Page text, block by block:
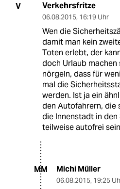
V Verkehrsfritze
06.08.2015, 16:19 Uhr
Wen die
damit man kein
Toten erlebt, der
doch Urlaub
nörgeln, dass für
mal die
werden. Ist ja ein
den Autofahrern, die
die Innenstadt in
teilweise autofrei
MM Michi Müller
06.08.2015, 19:25